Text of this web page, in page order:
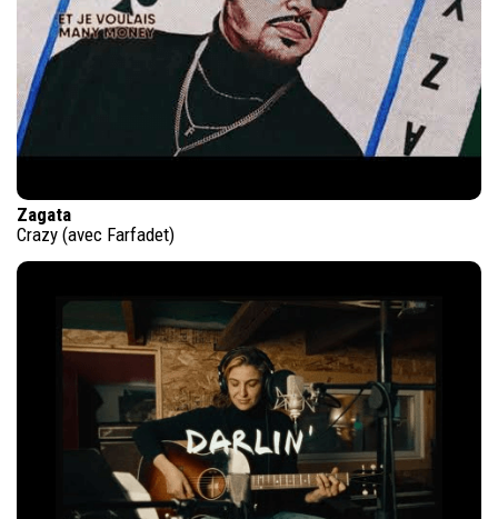
Zagata
Crazy (avec Farfadet)